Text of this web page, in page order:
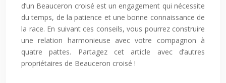
d’un Beauceron croisé est un engagement qui nécessite
du temps, de la patience et une bonne connaissance de
la race. En suivant ces conseils, vous pourrez construire
une relation harmonieuse avec votre compagnon à
quatre pattes. Partagez cet article avec d’autres
propriétaires de Beauceron croisé !